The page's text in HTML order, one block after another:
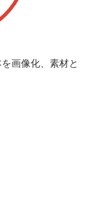
画像化、素材と